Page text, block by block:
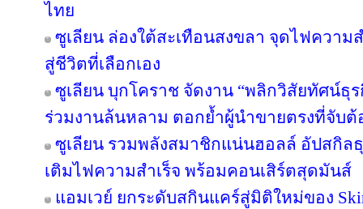
ไทย
ซูเลียน ล่องใต้สะเทือนสงขลา จุดไฟความ
สู่ชีวิตที่เลือกเอง
ซูเลียน บุกโคราช จัดงาน “พลิกวิสัยทัศน์ธุ
ร่วมงานล้นหลาม ตอกย้ำผู้นำขายตรงที่จับต้
ซูเลียน รวมพลังสมาชิกแน่นฮอลล์ อัปสกิ
เติมไฟความสำเร็จ พร้อมคอนเสิร์ตสุดมันส์
แอมเวย์ ยกระดับสกินแคร์สู่มิติใหม่ของ